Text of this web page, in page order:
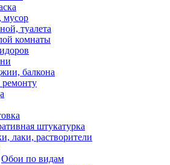
туалета
комнаты
балкона
штукатурка
лаки, растворители
Обои по видам